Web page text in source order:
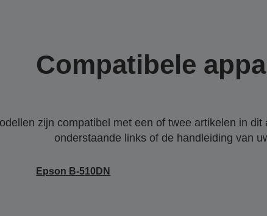
Compatibele
zijn compatibel met een of twee artikelen in
onderstaande links of de handleiding van
Epson B-510DN